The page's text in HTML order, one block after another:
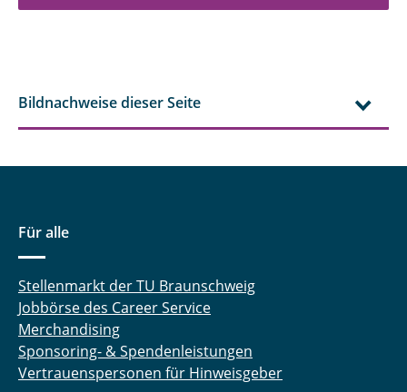
Bildnachweise dieser Seite
Für alle
Stellenmarkt der TU Braunschweig
Jobbörse des Career Service
Merchandising
Sponsoring- & Spendenleistungen
Vertrauenspersonen für Hinweisgeber